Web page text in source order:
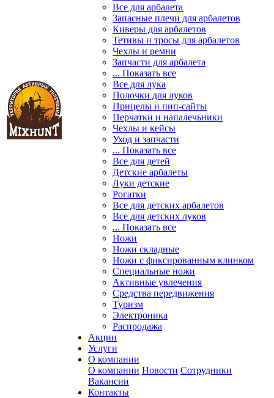
Все для арбалета
Запасные плечи для арбалетов
Киверы для арбалетов
Тетивы и тросы для арбалетов
Чехлы и ремни
Запчасти для арбалета
... Показать все
Все для лука
Полочки для луков
Прицелы и пип-сайты
Перчатки и напалечьники
Чехлы и кейсы
Уход и запчасти
... Показать все
Все для детей
Детские арбалеты
Луки детские
Рогатки
Все для детских арбалетов
Все для детских луков
... Показать все
Ножи
Ножи складные
Ножи с фиксированным клинком
Специальные ножи
Активные увлечения
Средства передвижения
Туризм
Электроника
Распродажа
Акции
Услуги
О компании
О компании Новости Сотрудники
Вакансии
Контакты